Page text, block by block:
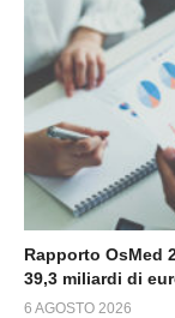
Rapporto OsMed
39,3 miliardi di
6 AGOSTO 2026